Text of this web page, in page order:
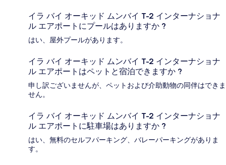
イラ バイ オーキッド ムンバイ T-2 インターナショナ
ル エアポートにプールはありますか ?
はい、屋外プールがあります。
イラ バイ オーキッド ムンバイ T-2 インターナショナ
ル エアポートはペットと宿泊できますか ?
申し訳ございませんが、ペットおよび介助動物の同伴はできま
せん。
イラ バイ オーキッド ムンバイ T-2 インターナショナ
ル エアポートに駐車場はありますか ?
はい、無料のセルフパーキング、バレーパーキングがありま
す。